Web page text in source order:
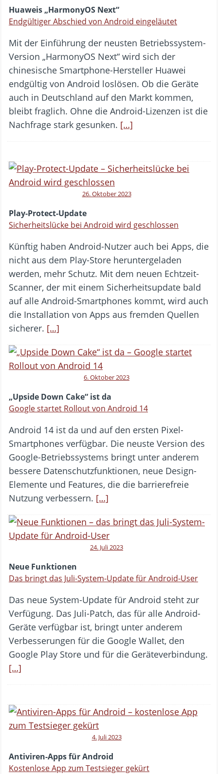
Huaweis „HarmonyOS Next“
Endgültiger Abschied von Android eingeläutet
Mit der Einführung der neusten Betriebssystem-
Version „HarmonyOS Next“ wird sich der
chinesische Smartphone-Hersteller Huawei
endgültig von Android loslösen. Ob die Geräte
auch in Deutschland auf den Markt kommen,
bleibt fraglich. Ohne die Android-Lizenzen ist die
Nachfrage stark gesunken. […]
26. Oktober 2023
Play-Protect-Update
Sicherheitslücke bei Android wird geschlossen
Künftig haben Android-Nutzer auch bei Apps, die
nicht aus dem Play-Store heruntergeladen
werden, mehr Schutz. Mit dem neuen Echtzeit-
Scanner, der mit einem Sicherheitsupdate bald
auf alle Android-Smartphones kommt, wird auch
die Installation von Apps aus fremden Quellen
sicherer. […]
6. Oktober 2023
„Upside Down Cake“ ist da
Google startet Rollout von Android 14
Android 14 ist da und auf den ersten Pixel-
Smartphones verfügbar. Die neuste Version des
Google-Betriebssystems bringt unter anderem
bessere Datenschutzfunktionen, neue Design-
Elemente und Features, die die barrierefreie
Nutzung verbessern. […]
24. Juli 2023
Neue Funktionen
Das bringt das Juli-System-Update für Android-User
Das neue System-Update für Android steht zur
Verfügung. Das Juli-Patch, das für alle Android-
Geräte verfügbar ist, bringt unter anderem
Verbesserungen für die Google Wallet, den
Google Play Store und für die Geräteverbindung.
[…]
4. Juli 2023
Antiviren-Apps für Android
Kostenlose App zum Testsieger gekürt